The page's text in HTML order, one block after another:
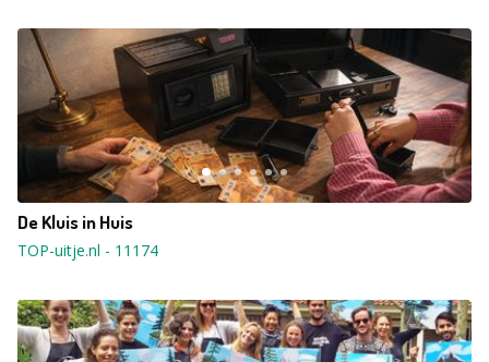
De Kluis in Huis
TOP-uitje.nl - 11174